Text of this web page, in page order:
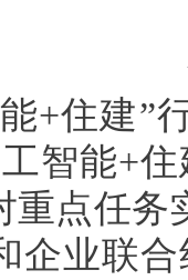
+住建”
智能+
重点任务
企业联